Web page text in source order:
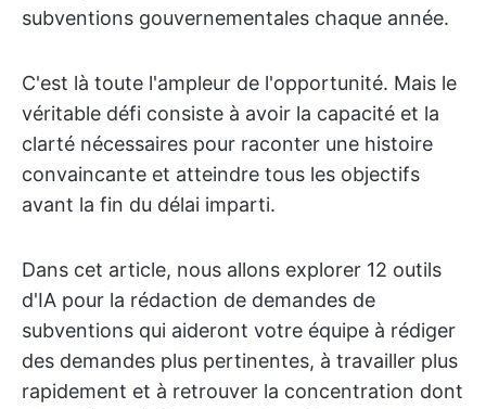
subventions gouvernementales chaque année.
C'est là toute l'ampleur de l'opportunité. Mais le
véritable défi consiste à avoir la capacité et la
clarté nécessaires pour raconter une histoire
convaincante et atteindre tous les objectifs
avant la fin du délai imparti.
Dans cet article, nous allons explorer 12 outils
d'IA pour la rédaction de demandes de
subventions qui aideront votre équipe à rédiger
des demandes plus pertinentes, à travailler plus
rapidement et à retrouver la concentration dont